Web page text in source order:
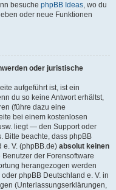
besuche phpBB Ideas, wo du
oder neue Funktionen
oder juristische
aufgeführt ist, ist ein
du so keine Antwort erhältst,
(führe dazu eine
bei einem kostenlosen
liegt — den Support oder
Bitte beachte, dass phpBB
e. V. (phpBB.de) absolut keinen
der Forensoftware
herangezogen werden
phpBB Deutschland e. V. in
(Unterlassungserklärungen,